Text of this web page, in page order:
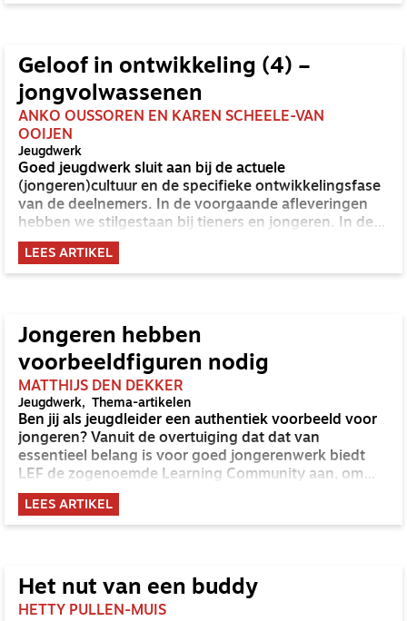
serie van drie artikelen gaan we op deze vragen in.
Geloof in ontwikkeling (4) –
jongvolwassenen
ANKO OUSSOREN EN KAREN SCHEELE-VAN
OOIJEN
Jeugdwerk
Goed jeugdwerk sluit aan bij de actuele
(jongeren)cultuur en de specifieke ontwikkelingsfase
van de deelnemers. In de voorgaande afleveringen
hebben we stilgestaan bij tieners en jongeren. In deze
aflevering kijken we naar jongvolwassenen in de
leeftijd van 18 tot 23 jaar.
LEES ARTIKEL
Jongeren hebben
voorbeeldfiguren nodig
MATTHIJS DEN DEKKER
Jeugdwerk Thema-artikelen
Ben jij als jeugdleider een authentiek voorbeeld voor
jongeren? Vanuit de overtuiging dat dat van
essentieel belang is voor goed jongerenwerk biedt
LEF de zogenoemde Learning Community aan, om
jeugdleiders te helpen in deze rol te groeien.
LEES ARTIKEL
Het nut van een buddy
HETTY PULLEN-MUIS